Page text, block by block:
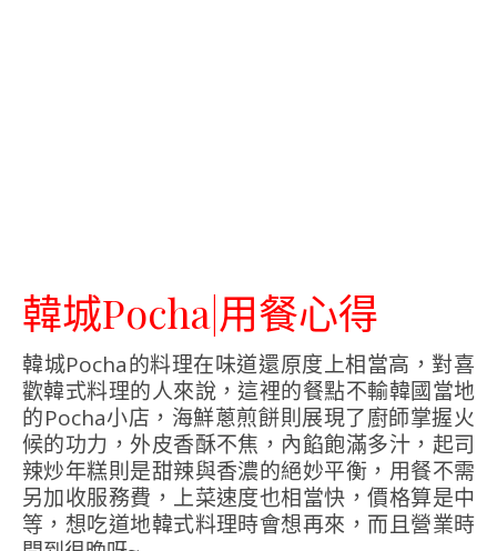
韓城Pocha|用餐心得
韓城Pocha的料理在味道還原度上相當高，對喜
歡韓式料理的人來說，這裡的餐點不輸韓國當地
的Pocha小店，海鮮蔥煎餅則展現了廚師掌握火
候的功力，外皮香酥不焦，內餡飽滿多汁，起司
辣炒年糕則是甜辣與香濃的絕妙平衡，用餐不需
另加收服務費，上菜速度也相當快，價格算是中
等，想吃道地韓式料理時會想再來，而且營業時